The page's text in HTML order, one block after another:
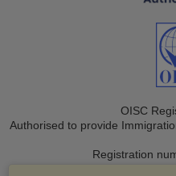
OISC
Authorised to provide
Registration